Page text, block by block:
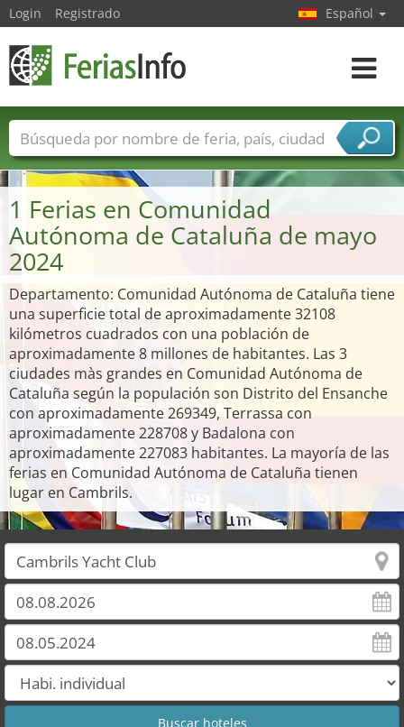
1 Ferias en Comunidad
Autónoma de Cataluña de mayo
2024
Departamento: Comunidad Autónoma de Cataluña tiene
una superficie total de aproximadamente 32108
kilómetros cuadrados con una población de
aproximadamente 8 millones de habitantes. Las 3
ciudades màs grandes en Comunidad Autónoma de
Cataluña según la populación son Distrito del Ensanche
con aproximadamente 269349, Terrassa con
aproximadamente 228708 y Badalona con
aproximadamente 227083 habitantes. La mayoría de las
ferias en Comunidad Autónoma de Cataluña tienen
lugar en Cambrils.
Login Registrado Español
toggle
Nombres de ferias Países
Ciudades
Sectores de ferias
Sectores de proveedor de servicios